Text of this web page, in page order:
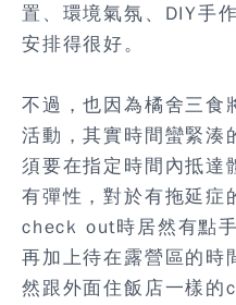
置、環境氣氛、DIY手
安排得很好。
不過，也因為橘舍三食
活動，其實時間蠻緊湊
須要在指定時間內抵達
有彈性，對於有拖延症
check out時居然有點
再加上待在露營區的時
然跟外面住飯店一樣